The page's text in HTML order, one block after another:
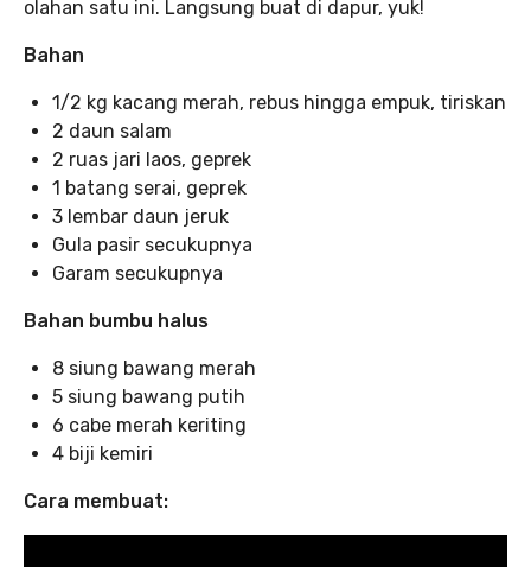
olahan satu ini. Langsung buat di dapur, yuk!
Bahan
1/2 kg kacang merah, rebus hingga empuk, tiriskan
2 daun salam
2 ruas jari laos, geprek
1 batang serai, geprek
3 lembar daun jeruk
Gula pasir secukupnya
Garam secukupnya
Bahan bumbu halus
8 siung bawang merah
5 siung bawang putih
6 cabe merah keriting
4 biji kemiri
Cara membuat: